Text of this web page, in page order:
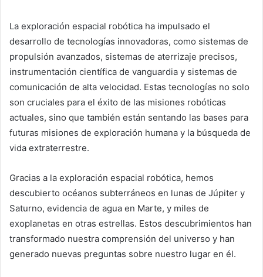
La exploración espacial robótica ha impulsado el
desarrollo de tecnologías innovadoras, como sistemas de
propulsión avanzados, sistemas de aterrizaje precisos,
instrumentación científica de vanguardia y sistemas de
comunicación de alta velocidad. Estas tecnologías no solo
son cruciales para el éxito de las misiones robóticas
actuales, sino que también están sentando las bases para
futuras misiones de exploración humana y la búsqueda de
vida extraterrestre.
Gracias a la exploración espacial robótica, hemos
descubierto océanos subterráneos en lunas de Júpiter y
Saturno, evidencia de agua en Marte, y miles de
exoplanetas en otras estrellas. Estos descubrimientos han
transformado nuestra comprensión del universo y han
generado nuevas preguntas sobre nuestro lugar en él.